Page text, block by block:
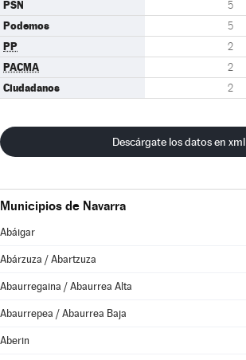
PSN 5
Podemos 5
PP 2
PACMA 2
Ciudadanos 2
Descárgate los datos en xml
Municipios de Navarra
Abáigar
Abárzuza / Abartzuza
Abaurregaina / Abaurrea Alta
Abaurrepea / Abaurrea Baja
Aberin